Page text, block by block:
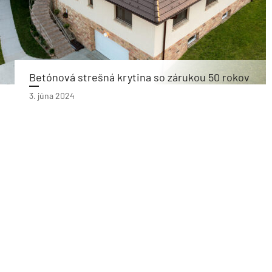
Betónová strešná krytina so zárukou 50 rokov
3. júna 2024